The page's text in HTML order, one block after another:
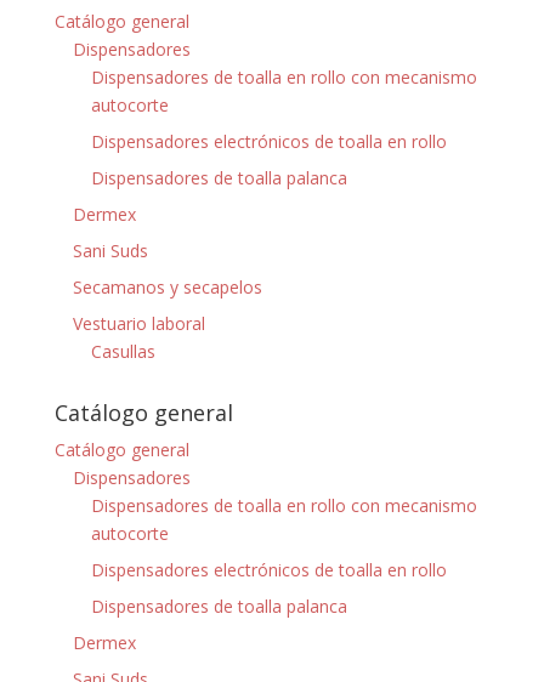
Catálogo general
Dispensadores
Dispensadores de toalla en rollo con mecanismo
autocorte
Dispensadores electrónicos de toalla en rollo
Dispensadores de toalla palanca
Dermex
Sani Suds
Secamanos y secapelos
Vestuario laboral
Casullas
Catálogo general
Catálogo general
Dispensadores
Dispensadores de toalla en rollo con mecanismo
autocorte
Dispensadores electrónicos de toalla en rollo
Dispensadores de toalla palanca
Dermex